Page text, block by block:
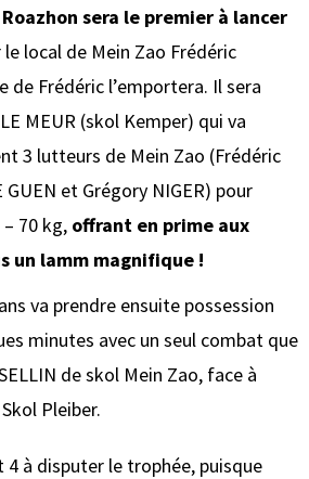
sera le premier à lancer
local de Mein Zao Frédéric
de Frédéric l’emportera. Il sera
MEUR (skol Kemper) qui va
3 lutteurs de Mein Zao (Frédéric
GUEN et Grégory NIGER) pour
70 kg, offrant en prime aux
un lamm magnifique !
va prendre ensuite possession
minutes avec un seul combat que
de skol Mein Zao, face à
Pleiber.
4 à disputer le trophée, puisque